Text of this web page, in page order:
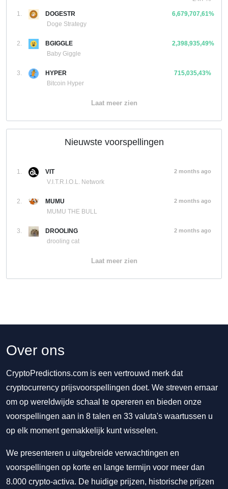
1.
DOGESTR
Doge Strategy
6,679,707,61%
2.
BGIGGLE
Baby Giggle
2,398,935,49%
3.
HYPER
Bitcoin Hyper
715,035,43%
Laat meer zien
Nieuwste voorspellingen
1.
VIT
V.I.T.R.I.O.L. Network
2 months ago
2.
MUMU
MUMU THE BULL
2 months ago
3.
DROOLING
drooling cat
2 months ago
Laat meer zien
Over ons
CryptoPredictions.com is een vertrouwd merk dat
cryptocurrency prijsvoorspellingen doet. We streven ernaar
om op wereldwijde schaal te opereren en bieden onze
voorspellingen aan in 8 talen en 33 valuta's waartussen u
op elk moment gemakkelijk kunt wisselen.
We presenteren u uitgebreide verwachtingen en
voorspellingen op korte en lange termijn voor meer dan
8.000 crypto-activa. De huidige prijzen, historische prijzen